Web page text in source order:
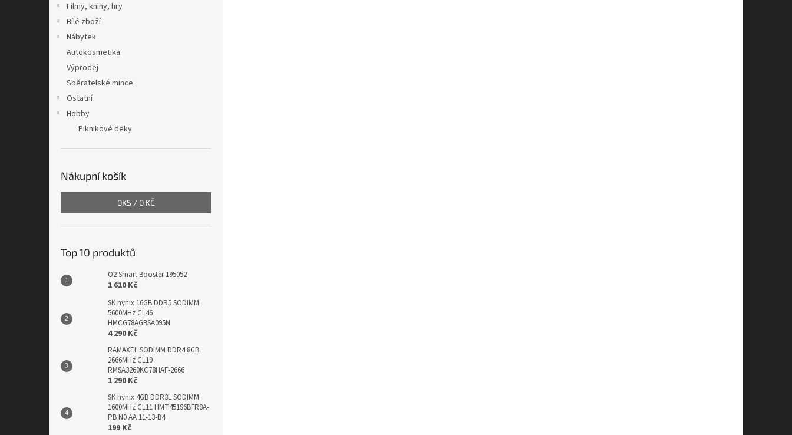
Filmy, knihy, hry
Bílé zboží
Nábytek
Autokosmetika
Výprodej
Sběratelské mince
Ostatní
Hobby
Piknikové deky
Nákupní košík
0KS / 0 KČ
Top 10 produktů
O2 Smart Booster 195052
1 610 Kč
SK hynix 16GB DDR5 SODIMM
5600MHz CL46
HMCG78AGBSA095N
4 290 Kč
RAMAXEL SODIMM DDR4 8GB
2666MHz CL19
RMSA3260KC78HAF-2666
1 290 Kč
SK hynix 4GB DDR3L SODIMM
1600MHz CL11 HMT451S6BFR8A-
PB N0 AA 11-13-B4
199 Kč